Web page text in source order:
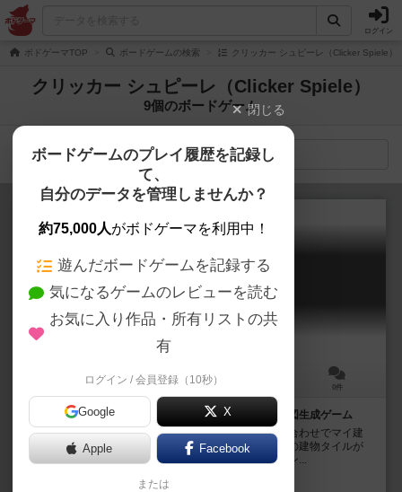
ログイン
ボドゲーマTOP ボードゲームの検索 クリッカー シュピーレ（Clicker Spiele）
クリッカー シュピーレ（Clicker Spiele）
9個のボードゲーム
検索メニュー
オールドタウン
Old Town
45分前後 0件
廃村の地図を協力して思い出せ！ ロジックパズル地図生成ゲーム
失われた故郷の地図を思い出すゲーム。カードの組み合わせでマイ建
物の配置を絞り込んでいくと、可能性の失われた場所の建物タイルが
得点になる！ うまくカードの条件がはまると次々コン...
ステファン・リーデル（Stephan Riedel）
閉じる
ボードゲームのプレイ履歴を記録し
て、
自分のデータを管理しませんか？
約75,000人がボドゲーマを利用中！
遊んだボードゲームを記録する
気になるゲームのレビューを読む
お気に入り作品・所有リストの共
有
ログイン / 会員登録（10秒）
Google X
Apple Facebook
または